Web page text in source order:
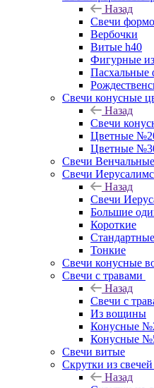
Назад
Свечи
Вербочки
Витые h40
Фигурные
Пасхальные
Свечи конусные
Назад
Свечи
Цветные
Цветные
Свечи Венчальные
Свечи
Назад
Свечи
Большие
Короткие
Стандартные
Тонкие
Свечи конусные
Свечи с травами
Назад
Свечи с
Из вощины
Конусные
Конусные
Свечи витые
Скрутки из свечей
Назад